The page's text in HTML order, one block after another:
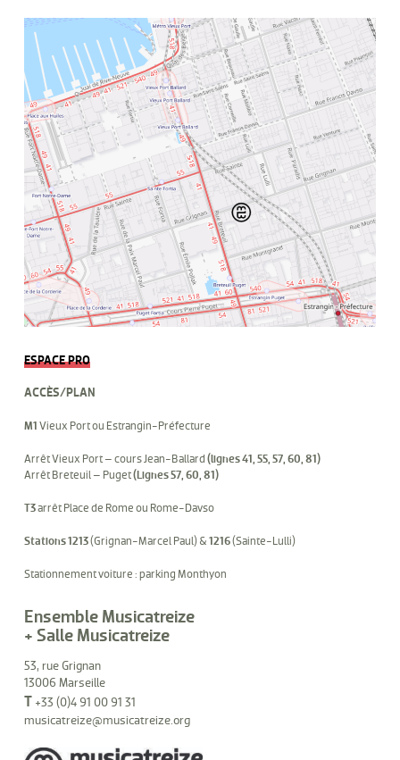
ESPACE PRO
ACCÈS/PLAN
M1 Vieux Port ou Estrangin-Préfecture
Arrêt Vieux Port – cours Jean-Ballard (lignes 41, 55, 57, 60, 81)
Arrêt Breteuil – Puget(Lignes 57, 60, 81)
T3arrêt Place de Rome ou Rome-Davso
Stations 1213(Grignan-Marcel Paul) & 1216(Sainte-Lulli)
Stationnement voiture : parking Monthyon
Ensemble Musicatreize
+ Salle Musicatreize
53, rue Grignan
13006 Marseille
T+33 (0)4 91 00 91 31
musicatreize@musicatreize.org